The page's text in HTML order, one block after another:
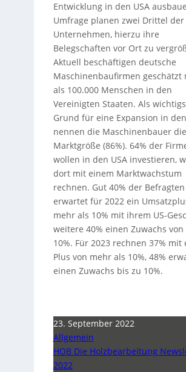
Entwicklung in den USA
Umfrage planen zwei Drittel der
Unternehmen, hierzu ihre
Belegschaften vor Ort zu
Aktuell beschäftigen deutsche
Maschinenbaufirmen geschätzt
als 100.000 Menschen in den
Vereinigten Staaten. Als
Grund für eine Expansion in
nennen die Maschinenbauer die
Marktgröße (86%). 64% der
wollen in den USA investieren,
dort mit einem Marktwachstum
rechnen. Gut 40% der Befragten
erwartet für 2022 ein
mehr als 10% mit ihrem US-
weitere 40% einen Zuwachs von
10%. Für 2023 rechnen 37% mit
Plus von mehr als 10%, 48%
einen Zuwachs bis zu 10%.
23. September 2022
Allgemein
HOB Die Holzbearbeitung
2022